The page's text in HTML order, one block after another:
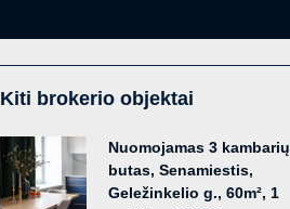
Kiti brokerio objektai
Nuomojamas 3 kambarių
butas, Senamiestis,
Geležinkelio g., 60m², 1